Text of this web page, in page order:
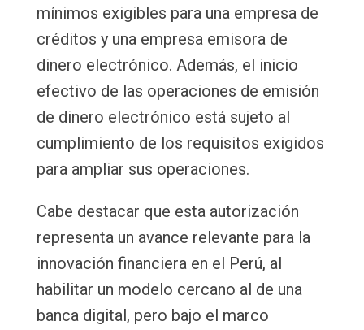
mínimos exigibles para una empresa de
créditos y una empresa emisora de
dinero electrónico. Además, el inicio
efectivo de las operaciones de emisión
de dinero electrónico está sujeto al
cumplimiento de los requisitos exigidos
para ampliar sus operaciones.
Cabe destacar que esta autorización
representa un avance relevante para la
innovación financiera en el Perú, al
habilitar un modelo cercano al de una
banca digital, pero bajo el marco